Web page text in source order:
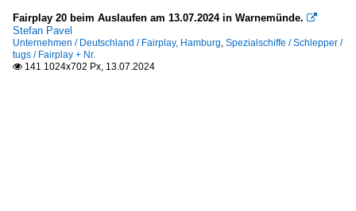
Fairplay 20 beim Auslaufen am 13.07.2024 in Warnemünde. 
Stefan Pavel
Unternehmen / Deutschland / Fairplay, Hamburg, Spezialschiffe / Schlepper /
tugs / Fairplay + Nr.
 141 1024x702 Px, 13.07.2024